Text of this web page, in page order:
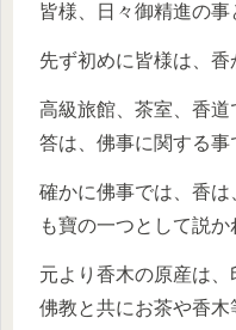
皆様、日々御精進の事
先ず初めに皆様は、
高級旅館、茶室、香
答は、佛事に関する事
確かに佛事では、香
も寶の一つとして説か
元より香木の原産は
佛教と共にお茶や香木